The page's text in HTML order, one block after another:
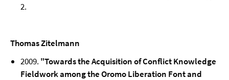
2.
Thomas Zitelmann
2009. "Towards the Acquisition of Conflict Knowledge
Fieldwork among the Oromo Liberation Font and